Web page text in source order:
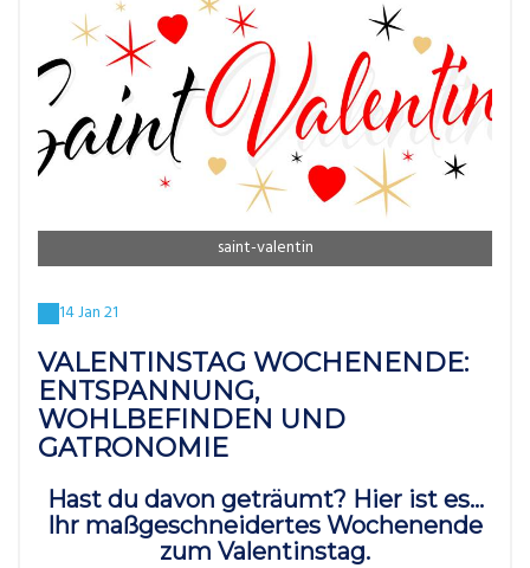
saint-valentin
14 Jan 21
VALENTINSTAG WOCHENENDE:
ENTSPANNUNG,
WOHLBEFINDEN UND
GATRONOMIE
Hast du davon geträumt? Hier ist es...
Ihr maßgeschneidertes Wochenende
zum Valentinstag.